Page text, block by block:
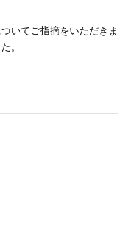
いてご指摘をいただきま
。